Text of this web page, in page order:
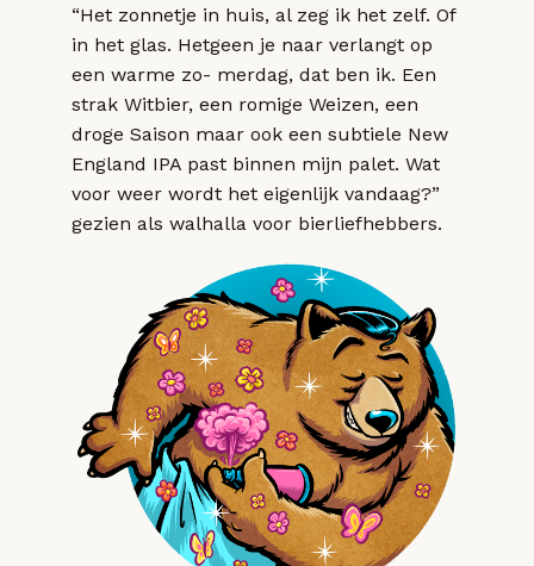
“Het zonnetje in huis, al zeg ik het zelf. Of
in het glas. Hetgeen je naar verlangt op
een warme zo- merdag, dat ben ik. Een
strak Witbier, een romige Weizen, een
droge Saison maar ook een subtiele New
England IPA past binnen mijn palet. Wat
voor weer wordt het eigenlijk vandaag?”
gezien als walhalla voor bierliefhebbers.